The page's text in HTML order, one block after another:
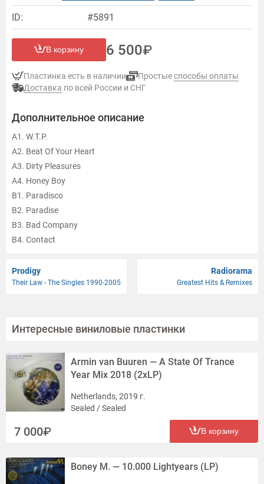
ID: #5891
В корзину 6 500
Пластинка есть в наличии Простыеспособы оплаты
Доставка по всей России и СНГ
Дополнительное описание
A1. W.T.P.
A2. Beat Of Your Heart
A3. Dirty Pleasures
A4. Honey Boy
B1. Paradisco
B2. Paradise
B3. Bad Company
B4. Contact
C2. Substitution
C3. Heartbreaker
D2. All My Life
Prodigy
Their Law - The Singles 1990-2005
Radiorama
Greatest Hits & Remixes
Интересные виниловые пластинки
Armin van Buuren — A State Of Trance
Year Mix 2018 (2xLP)
Netherlands, 2019 г.
Sealed / Sealed
7 000 В корзину
Boney M. — 10.000 Lightyears (LP)